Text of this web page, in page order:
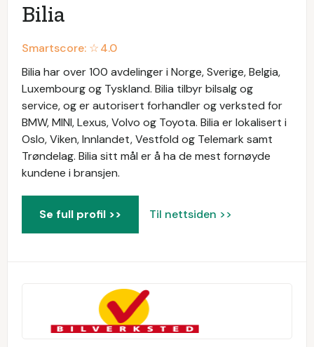
Bilia
Smartscore: ☆4.0
Bilia har over 100 avdelinger i Norge, Sverige, Belgia,
Luxembourg og Tyskland. Bilia tilbyr bilsalg og
service, og er autorisert forhandler og verksted for
BMW, MINI, Lexus, Volvo og Toyota. Bilia er lokalisert i
Oslo, Viken, Innlandet, Vestfold og Telemark samt
Trøndelag. Bilia sitt mål er å ha de mest fornøyde
kundene i bransjen.
Se full profil >> Til nettsiden >>